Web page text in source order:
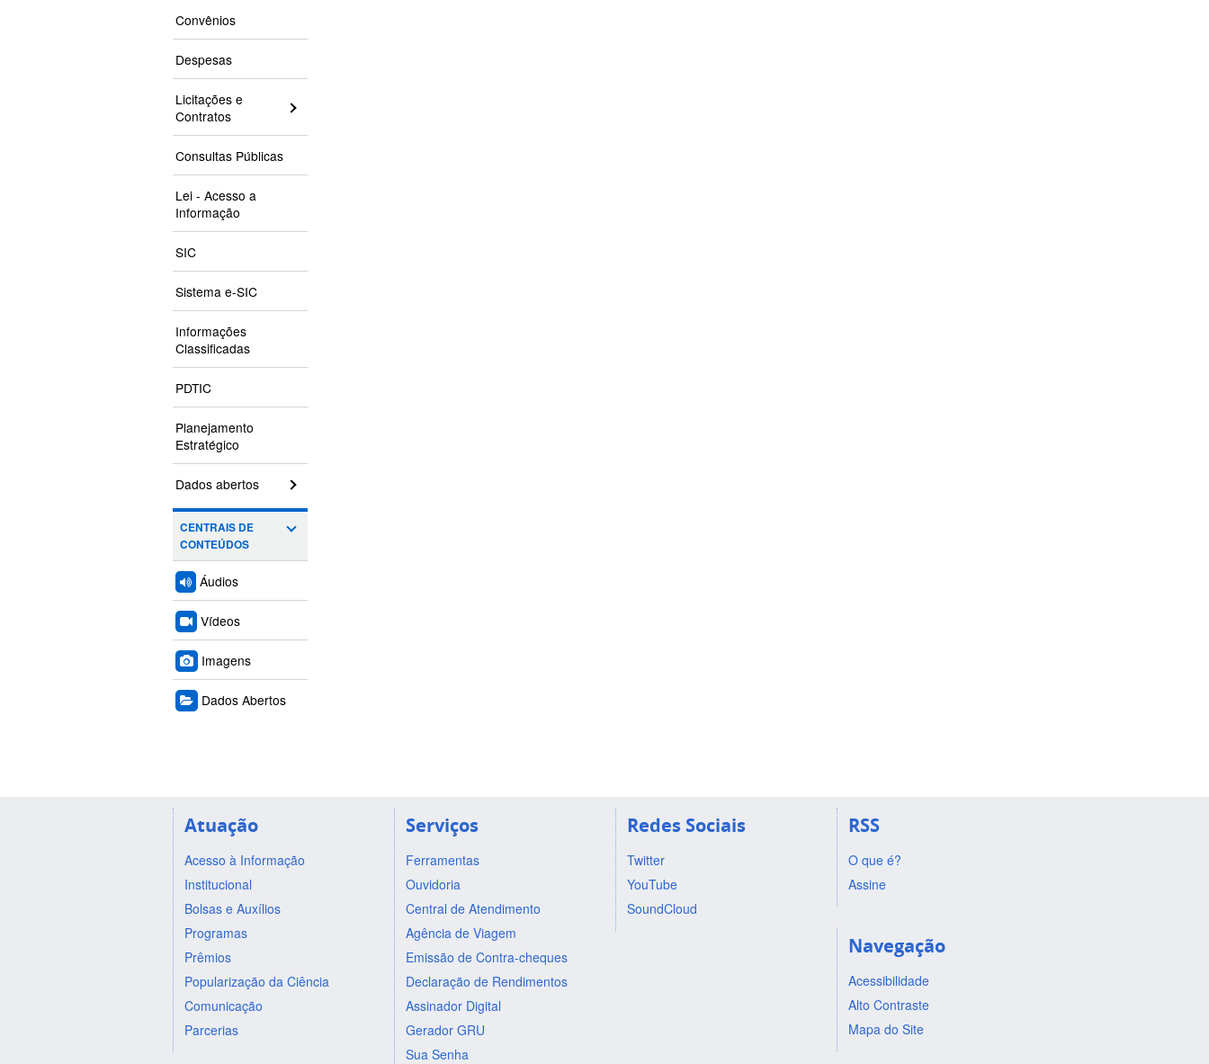
Convênios
Despesas
Licitações e
Contratos
Consultas Públicas
Lei - Acesso a
Informação
SIC
Sistema e-SIC
Informações
Classificadas
PDTIC
Planejamento
Estratégico
Dados abertos
CENTRAIS DE
CONTEÚDOS
Áudios
Vídeos
Imagens
Dados Abertos
Atuação
Acesso à Informação
Institucional
Bolsas e Auxílios
Programas
Prêmios
Popularização da Ciência
Comunicação
Parcerias
Serviços
Ferramentas
Ouvidoria
Central de Atendimento
Agência de Viagem
Emissão de Contra-cheques
Declaração de Rendimentos
Assinador Digital
Gerador GRU
Sua Senha
Redes Sociais
Twitter
YouTube
SoundCloud
RSS
O que é?
Assine
Navegação
Acessibilidade
Alto Contraste
Mapa do Site